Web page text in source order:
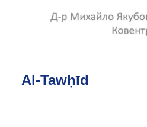
Al-Tawḥīd